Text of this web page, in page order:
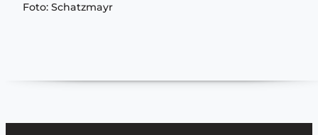
Foto: Schatzmayr